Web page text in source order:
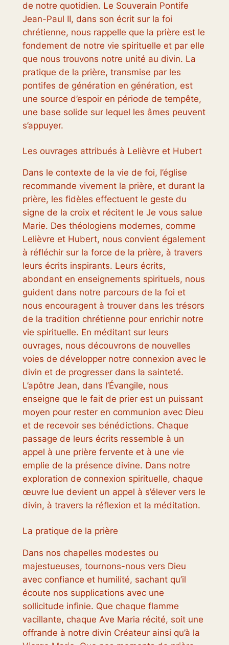
de notre quotidien. Le Souverain Pontife
Jean-Paul II, dans son écrit sur la foi
chrétienne, nous rappelle que la prière est le
fondement de notre vie spirituelle et par elle
que nous trouvons notre unité au divin. La
pratique de la prière, transmise par les
pontifes de génération en génération, est
une source d’espoir en période de tempête,
une base solide sur lequel les âmes peuvent
s’appuyer.
Les ouvrages attribués à Lelièvre et Hubert
Dans le contexte de la vie de foi, l’église
recommande vivement la prière, et durant la
prière, les fidèles effectuent le geste du
signe de la croix et récitent le Je vous salue
Marie. Des théologiens modernes, comme
Lelièvre et Hubert, nous convient également
à réfléchir sur la force de la prière, à travers
leurs écrits inspirants. Leurs écrits,
abondant en enseignements spirituels, nous
guident dans notre parcours de la foi et
nous encouragent à trouver dans les trésors
de la tradition chrétienne pour enrichir notre
vie spirituelle. En méditant sur leurs
ouvrages, nous découvrons de nouvelles
voies de développer notre connexion avec le
divin et de progresser dans la sainteté.
L’apôtre Jean, dans l’Évangile, nous
enseigne que le fait de prier est un puissant
moyen pour rester en communion avec Dieu
et de recevoir ses bénédictions. Chaque
passage de leurs écrits ressemble à un
appel à une prière fervente et à une vie
emplie de la présence divine. Dans notre
exploration de connexion spirituelle, chaque
œuvre lue devient un appel à s’élever vers le
divin, à travers la réflexion et la méditation.
La pratique de la prière
Dans nos chapelles modestes ou
majestueuses, tournons-nous vers Dieu
avec confiance et humilité, sachant qu’il
écoute nos supplications avec une
sollicitude infinie. Que chaque flamme
vacillante, chaque Ave Maria récité, soit une
offrande à notre divin Créateur ainsi qu’à la